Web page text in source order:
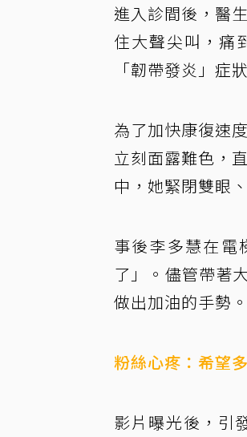
進入診間後，醫
住大聲尖叫，痛
「韌帶發炎」症
為了加快康復速
立刻面露難色，
中，她緊閉雙眼
事後李多慧在電
了」。儘管帶著
做出加油的手勢。
粉絲心疼：希望
影片曝光後，引